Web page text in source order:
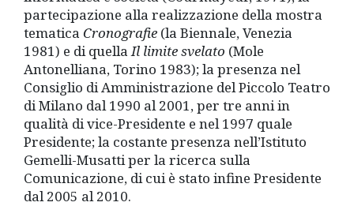
partecipazione alla realizzazione della mostra
tematica Cronografie (la Biennale, Venezia
1981) e di quella Il limite svelato (Mole
Antonelliana, Torino 1983); la presenza nel
Consiglio di Amministrazione del Piccolo Teatro
di Milano dal 1990 al 2001, per tre anni in
qualità di vice-Presidente e nel 1997 quale
Presidente; la costante presenza nell’Istituto
Gemelli-Musatti per la ricerca sulla
Comunicazione, di cui è stato infine Presidente
dal 2005 al 2010.